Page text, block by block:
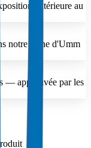
extérieure au
notre usine d'Umm
— approuvée par les